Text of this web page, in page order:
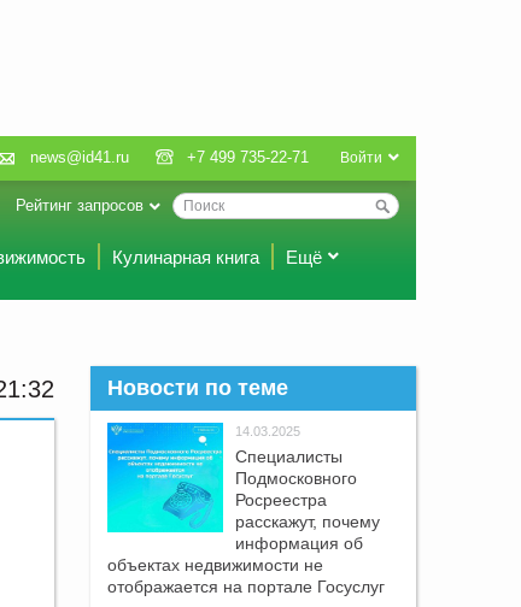
Войти
news@id41.ru +7 499 735-22-71
Рейтинг запросов
Кулинарная книга Ещё
Новости по теме
14.03.2025
Специалисты
Подмосковного
Росреестра
расскажут, почему
информация об
объектах недвижимости не
отображается на портале Госуслуг